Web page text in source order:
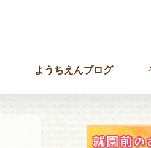
ようちえんブログ